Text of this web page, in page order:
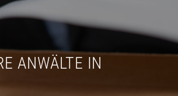
ANWÄLTE IN